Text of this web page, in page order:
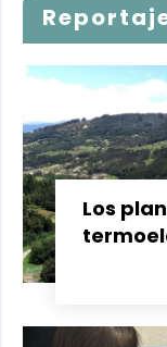
Los